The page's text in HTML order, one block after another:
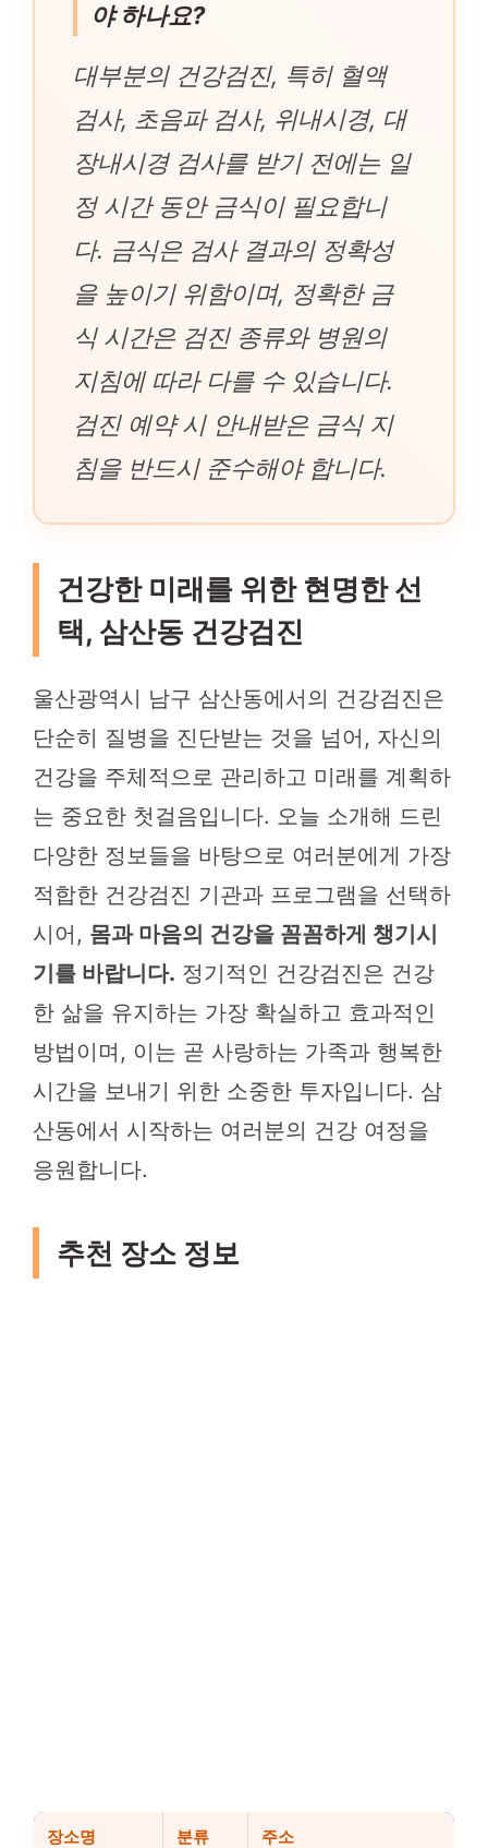
야 하나요?
대부분의 건강검진, 특히 혈액
검사, 초음파 검사, 위내시경, 대
장내시경 검사를 받기 전에는 일
정 시간 동안 금식이 필요합니
다. 금식은 검사 결과의 정확성
을 높이기 위함이며, 정확한 금
식 시간은 검진 종류와 병원의
지침에 따라 다를 수 있습니다.
검진 예약 시 안내받은 금식 지
침을 반드시 준수해야 합니다.
건강한 미래를 위한 현명한 선
택, 삼산동 건강검진
울산광역시 남구 삼산동에서의 건강검진은
단순히 질병을 진단받는 것을 넘어, 자신의
건강을 주체적으로 관리하고 미래를 계획하
는 중요한 첫걸음입니다. 오늘 소개해 드린
다양한 정보들을 바탕으로 여러분에게 가장
적합한 건강검진 기관과 프로그램을 선택하
시어, 몸과 마음의 건강을 꼼꼼하게 챙기시
기를 바랍니다. 정기적인 건강검진은 건강
한 삶을 유지하는 가장 확실하고 효과적인
방법이며, 이는 곧 사랑하는 가족과 행복한
시간을 보내기 위한 소중한 투자입니다. 삼
산동에서 시작하는 여러분의 건강 여정을
응원합니다.
추천 장소 정보
장소명 분류 주소